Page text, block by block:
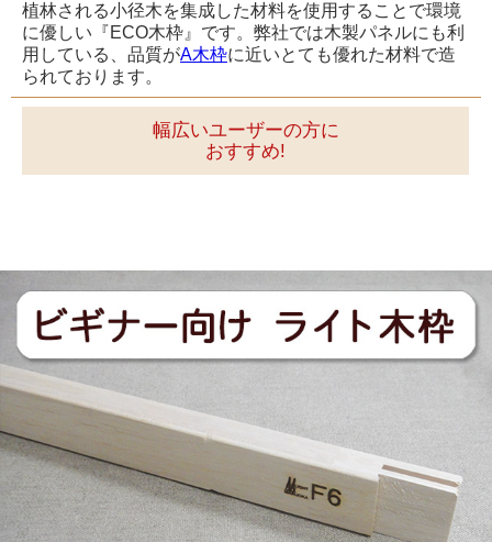
植林される小径木を集成した材料を使用することで環境
に優しい『ECO木枠』です。弊社では木製パネルにも利
用している、品質がA木枠に近いとても優れた材料で造
られております。
幅広いユーザーの方に
おすすめ!